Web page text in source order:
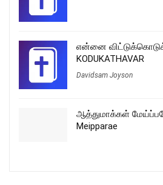
என்னை
KODUKATHAVAR
Davidsam Joyson
ஆத்துமாக்கள்
Meipparae